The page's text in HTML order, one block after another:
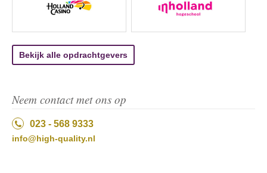
Bekijk alle opdrachtgevers
Neem contact met ons op
023 - 568 9333
info@high-quality.nl